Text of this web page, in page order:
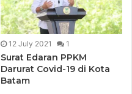
12 July 2021 1
Surat Edaran PPKM
Darurat Covid-19 di Kota
Batam